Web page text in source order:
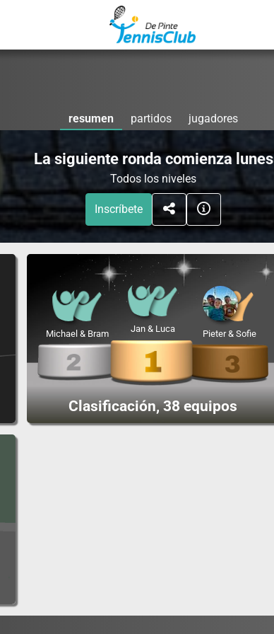
resumen partidos jugadores
La siguiente ronda comienza lunes
Todos los niveles
Inscríbete
Clasificación, 38 equipos
Jan & Luca
Michael & Bram Pieter & Sofie